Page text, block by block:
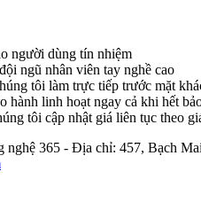
người dùng tín nhiệm
ngũ nhân viên tay nghề cao
tôi làm trực tiếp trước mặt
hành linh hoạt ngay cả khi hết
tôi cập nhật giá liên tục theo
nghệ 365 - Địa chỉ: 457, Bạch